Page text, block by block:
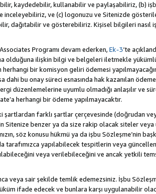
kaydedebilir, kullanabilir ve paylaşabiliriz, (b)
ve (c) logonuzu ve Sitenizde
dağıtabilir ve gösterebiliriz. Kişisel bilgileri nasıl
Programı devam ederken,Ek-3’te
olduğuna ilişkin bilgi ve belgeleri iletmekle
bir komisyon geliri ödemesi
bu onay süreci esnasında hak kazanılan ödeme
düzenlemelerine uyumlu olmadığı anlaşılır ve
herhangi bir ödeme yapılmayacaktır.
farklı şartlar çerçevesinde (doğrudan
benzer ya da size rakip olacak siteler
söz konusu hükmü ya da işbu Sözleşme’nin
yapılabilecek tespitlerin veya
veya verilebileceğini ve ancak yetkili
veya sair şekilde temlik edemezsiniz. İşbu
ifade edecek ve bunlara karşı uygulanabilir